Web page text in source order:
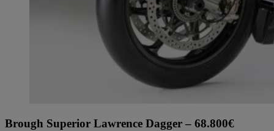
Brough Superior Lawrence Dagger – 68.800€